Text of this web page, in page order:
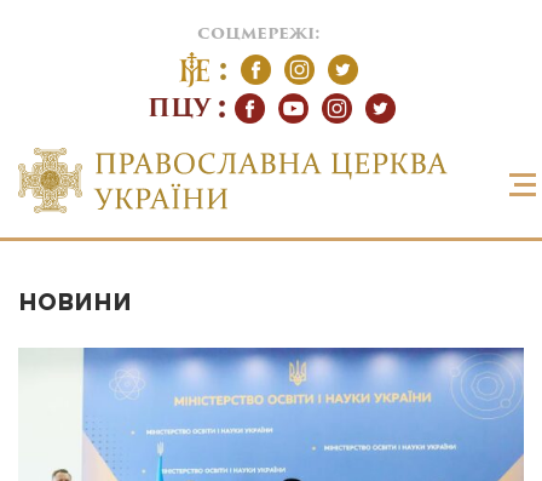
соцмережі:
ПЦУ
НОВИНИ